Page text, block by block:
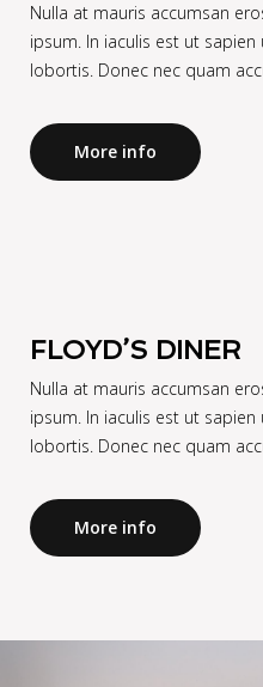
Nulla at mauris accumsan
ipsum. In iaculis est ut sapien
lobortis. Donec nec quam
More info
FLOYD’S DINER
Nulla at mauris accumsan
ipsum. In iaculis est ut sapien
lobortis. Donec nec quam
More info